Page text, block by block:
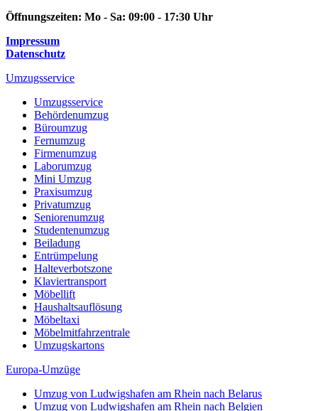
Öffnungszeiten: Mo - Sa: 09:00 - 17:30 Uhr
Impressum
Datenschutz
Umzugsservice
Umzugsservice
Behördenumzug
Büroumzug
Fernumzug
Firmenumzug
Laborumzug
Mini Umzug
Praxisumzug
Privatumzug
Seniorenumzug
Studentenumzug
Beiladung
Entrümpelung
Halteverbotszone
Klaviertransport
Möbellift
Haushaltsauflösung
Möbeltaxi
Möbelmitfahrzentrale
Umzugskartons
Europa-Umzüge
Umzug von Ludwigshafen am Rhein nach Belarus
Umzug von Ludwigshafen am Rhein nach Belgien